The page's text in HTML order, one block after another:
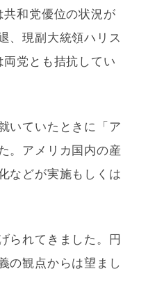
和党優位の状況が
、現副大統領ハリス
党とも拮抗してい
いていたときに「ア
。アメリカ国内の産
などが実施もしくは
られてきました。円
の観点からは望まし